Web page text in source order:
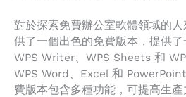
對於探索免費辦公室軟體領域的
供了一個出色的免費版本，提供
WPS Writer、WPS Sheets 和
WPS Word、Excel 和
費版本包含多種功能，可提高生